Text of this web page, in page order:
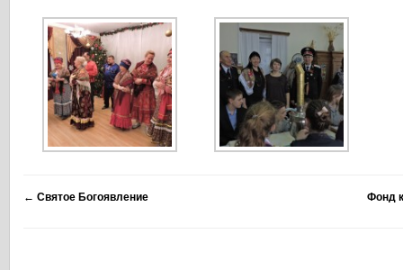
← Святое Богоявление Фонд